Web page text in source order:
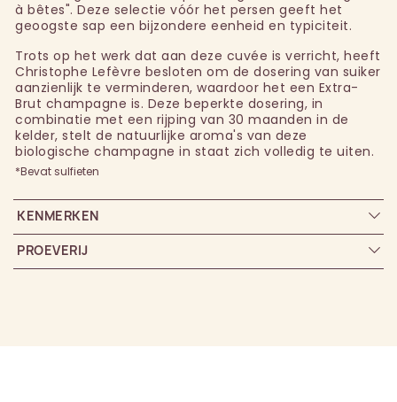
à bêtes". Deze selectie vóór het persen geeft het
geoogste sap een bijzondere eenheid en typiciteit.
Trots op het werk dat aan deze cuvée is verricht, heeft
Christophe Lefèvre besloten om de dosering van suiker
aanzienlijk te verminderen, waardoor het een Extra-
Brut champagne is. Deze beperkte dosering, in
combinatie met een rijping van 30 maanden in de
kelder, stelt de natuurlijke aroma's van deze
biologische champagne in staat zich volledig te uiten.
*Bevat sulfieten
KENMERKEN
PROEVERIJ